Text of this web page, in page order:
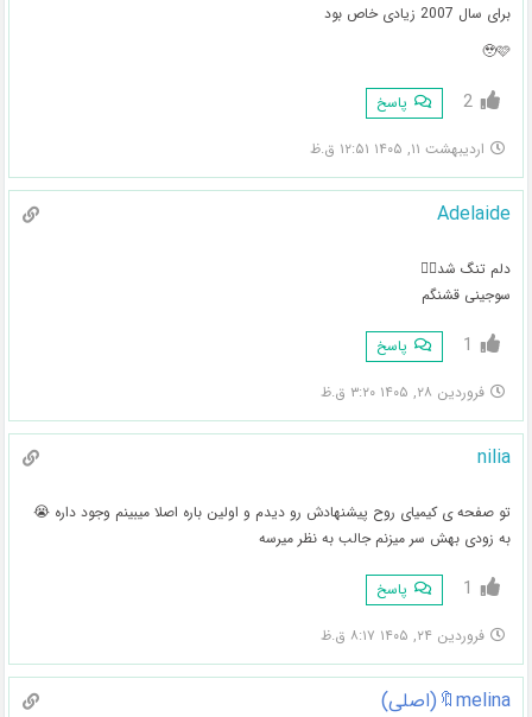
برای سال 2007 زیادی خاص بود
🥹🩷
2 پاسخ
اردیبهشت ۱۱, ۱۴۰۵ ۱۲:۵۱ ق.ظ
Adelaide
دلم تنگ شد🚶‍♂️
سوجینی قشنگم
1 پاسخ
فروردین ۲۸, ۱۴۰۵ ۳:۲۰ ق.ظ
nilia
تو صفحه ی کیمیای روح پیشنهادش رو دیدم و اولین باره اصلا میبینم وجود داره 😭
به زودی بهش سر میزنم جالب به نظر میرسه
1 پاسخ
فروردین ۲۴, ۱۴۰۵ ۸:۱۷ ق.ظ
melina🔖(اصلی)